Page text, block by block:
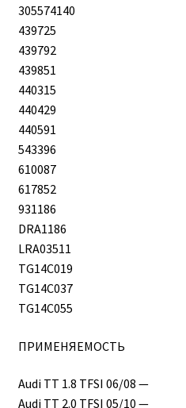
305574140
439725
439792
439851
440315
440429
440591
543396
610087
617852
931186
DRA1186
LRA03511
TG14C019
TG14C037
TG14C055
ПРИМЕНЯЕМОСТЬ
Audi TT 1.8 TFSI 06/08 —
Audi TT 2.0 TFSI 05/10 —